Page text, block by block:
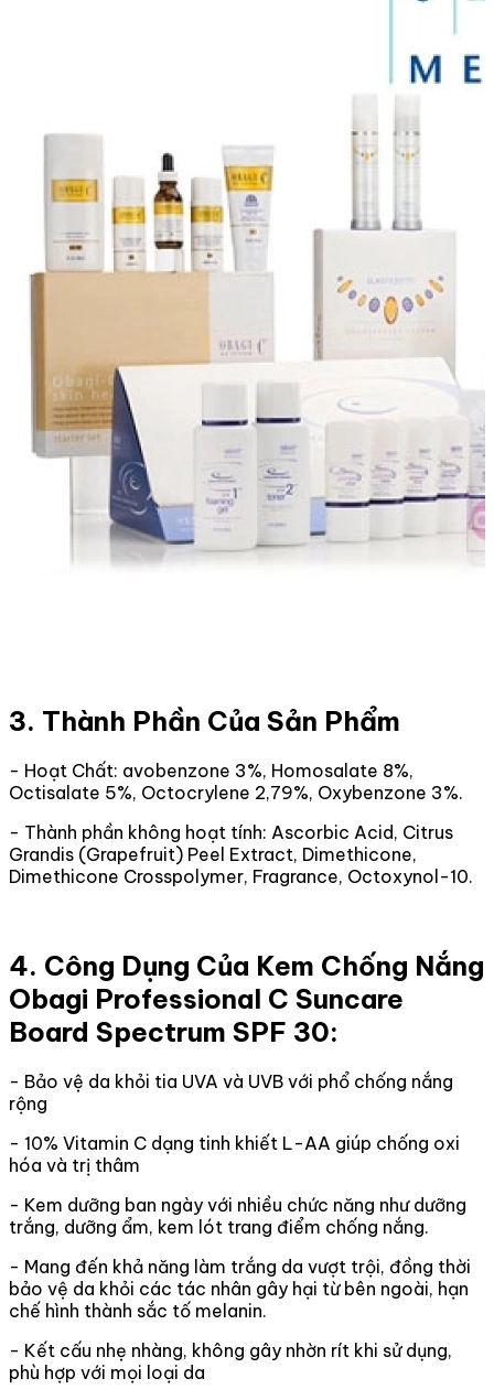
3. Thành Phần Của Sản Phẩm
- Hoạt Chất: avobenzone 3%, Homosalate 8%,
Octisalate 5%, Octocrylene 2,79%, Oxybenzone 3%.
- Thành phần không hoạt tính: Ascorbic Acid​,​ Citrus
Grandis (Grapefruit) Peel Extract​,​ Dimethicone​,​
Dimethicone Crosspolymer​,​ Fragrance​,​ Octoxynol-10.
4. Công Dụng Của Kem Chống Nắng
Obagi Professional C Suncare
Board Spectrum SPF 30:
- Bảo vệ da khỏi tia UVA và UVB với phổ chống nắng
rộng
- 10% Vitamin C dạng tinh khiết L-AA giúp chống oxi
hóa và trị thâm
- Kem dưỡng ban ngày với nhiều chức năng như dưỡng
trắng, dưỡng ẩm, kem lót trang điểm chống nắng.
- Mang đến khả năng làm trắng da vượt trội, đồng thời
bảo vệ da khỏi các tác nhân gây hại từ bên ngoài, hạn
chế hình thành sắc tố melanin.
- Kết cấu nhẹ nhàng, không gây nhờn rít khi sử dụng,
phù hợp với mọi loại da